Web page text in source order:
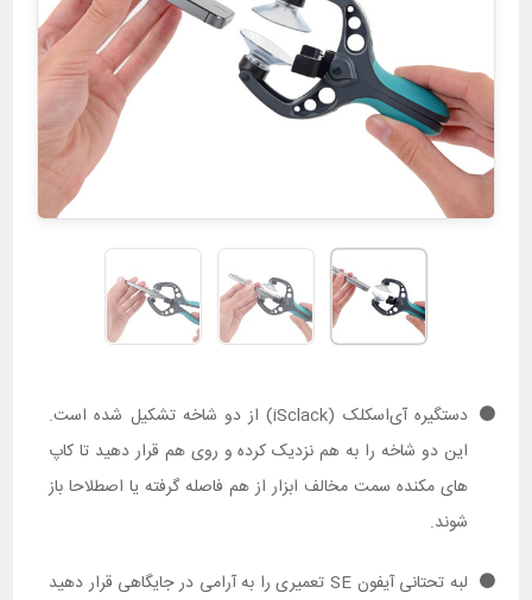
دستگیره آی‌اسکلک (iSclack) از دو شاخه تشکیل شده است.
این دو شاخه را به هم نزدیک کرده و روی هم قرار دهید تا کاپ
های مکنده سمت مخالف ابزار از هم فاصله گرفته یا اصطلاحا باز
شوند.
لبه تحتانی آیفون SE تعمیری را به آرامی در جایگاهی قرار دهید